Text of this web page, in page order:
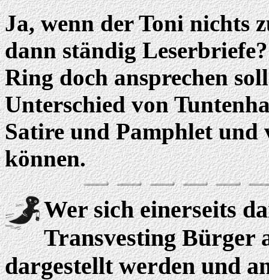
Ja, wenn der Toni nichts
dann ständig
Ring doch ansprechen
Unterschied von
Satire und Pamphlet
können.
Wer sich einerseits
Transvesting Bürger
dargestellt werden und